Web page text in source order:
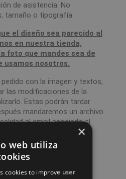
de asistencia. No
tamaño o tipografía.
el diseño sea parecido al
en nuestra tienda,
foto que mandes sea de
usamos nosotros.
con la imagen y textos,
las modificaciones de la
Estas podrán tardar
mandaremos un archivo
al email asociado al
- 10,5 x 14,8 cm
×
web utiliza
cookies to improve user